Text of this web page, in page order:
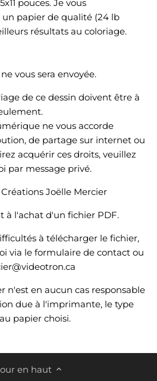
pouces. Je vous
papier de qualité (24 lb
résultats au coloriage.
vous sera envoyée.
de ce dessin doivent être à
ne vous accorde
de partage sur internet ou
acquérir ces droits, veuillez
par message privé.
Joëlle Mercier
à l'achat d'un fichier PDF.
à télécharger le fichier,
via le formulaire de contact ou
n'est en aucun cas responsable
due à l'imprimante, le type
papier choisi.
en haut